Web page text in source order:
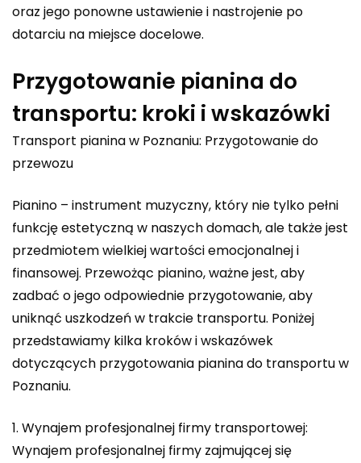
oraz jego ponowne ustawienie i nastrojenie po
dotarciu na miejsce docelowe.
Przygotowanie pianina do
transportu: kroki i wskazówki
Transport pianina w Poznaniu: Przygotowanie do
przewozu
Pianino – instrument muzyczny, który nie tylko pełni
funkcję estetyczną w naszych domach, ale także jest
przedmiotem wielkiej wartości emocjonalnej i
finansowej. Przewożąc pianino, ważne jest, aby
zadbać o jego odpowiednie przygotowanie, aby
uniknąć uszkodzeń w trakcie transportu. Poniżej
przedstawiamy kilka kroków i wskazówek
dotyczących przygotowania pianina do transportu w
Poznaniu.
1. Wynajem profesjonalnej firmy transportowej:
Wynajem profesjonalnej firmy zajmującej się